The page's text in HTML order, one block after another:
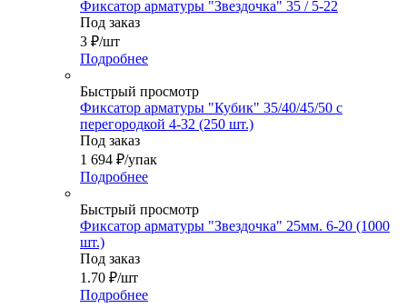
Фиксатор арматуры "Звездочка" 35 / 5-22
Под заказ
3 ₽/шт
Подробнее
Быстрый просмотр
Фиксатор арматуры "Кубик" 35/40/45/50 с
перегородкой 4-32 (250 шт.)
Под заказ
1 694 ₽/упак
Подробнее
Быстрый просмотр
Фиксатор арматуры "Звездочка" 25мм. 6-20 (1000
шт.)
Под заказ
1.70 ₽/шт
Подробнее